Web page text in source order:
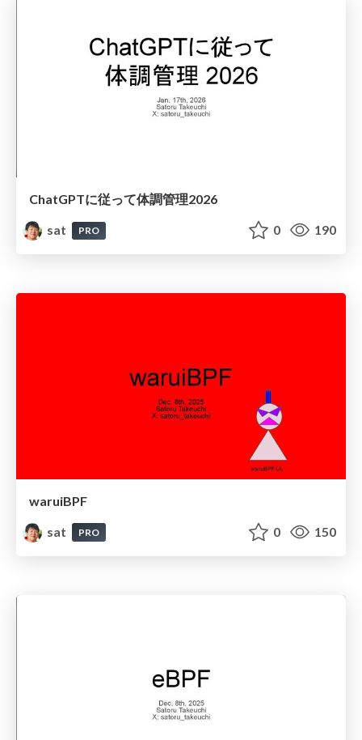
ChatGPTに従って体調管理2026
sat
PRO 0 190
waruiBPF
sat
PRO 0 150